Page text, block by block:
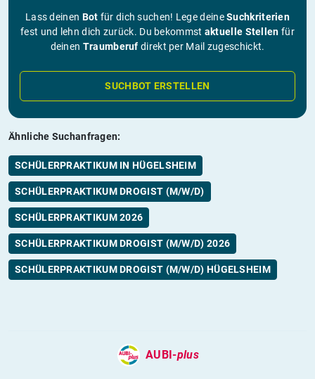
Lass deinen Bot für dich suchen! Lege deineSuchkriterien
fest und lehn dich zurück. Du bekommst aktuelle Stellen für
deinen Traumberuf direkt per Mail zugeschickt.
SUCHBOT ERSTELLEN
Ähnliche Suchanfragen:
SCHÜLERPRAKTIKUM IN HÜGELSHEIM
SCHÜLERPRAKTIKUM DROGIST (M/W/D)
SCHÜLERPRAKTIKUM 2026
SCHÜLERPRAKTIKUM DROGIST (M/W/D) 2026
SCHÜLERPRAKTIKUM DROGIST (M/W/D) HÜGELSHEIM
AUBI-plus